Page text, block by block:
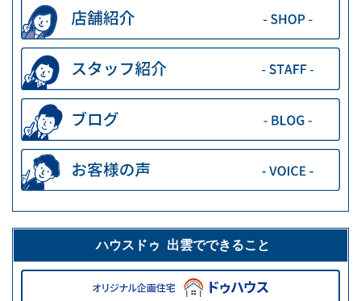
ハウスドゥ 出雲でできること